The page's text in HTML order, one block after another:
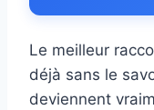
Le meilleur
déjà sans le
deviennent